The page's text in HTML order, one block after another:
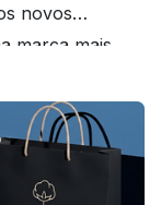
novos
marca mais